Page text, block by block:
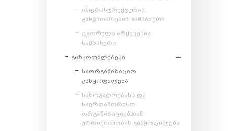
ინფრასტრუქტურის
განვითარების სამსახური
ციფრული არქივების
სამსახური
განყოფილებები
საორგანიზაციო
განყოფილება
საზოგადოებასა და
საერთაშორისო
ორგანიზაციებთან
ურთიერთობის განყოფილება